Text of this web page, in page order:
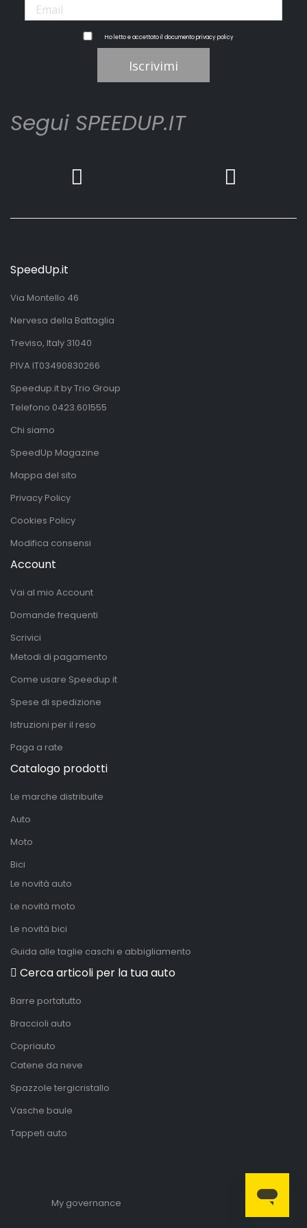
Ho letto e accettato il documentoprivacy policy
Iscrivimi
Segui SPEEDUP.IT
SpeedUp.it
Via Montello 46
Nervesa della Battaglia
Treviso, Italy 31040
PIVA IT03490830266
Speedup.it by Trio Group
Telefono 0423.601555
Chi siamo
SpeedUp Magazine
Mappa del sito
Privacy Policy
Cookies Policy
Modifica consensi
Account
Vai al mio Account
Domande frequenti
Scrivici
Metodi di pagamento
Come usare Speedup.it
Spese di spedizione
Istruzioni per il reso
Paga a rate
Catalogo prodotti
Le marche distribuite
Auto
Moto
Bici
Le novità auto
Le novità moto
Le novità bici
Guida alle taglie caschi e abbigliamento
Cerca articoli per la tua auto
Barre portatutto
Braccioli auto
Copriauto
Catene da neve
Spazzole tergicristallo
Vasche baule
Tappeti auto
My governance